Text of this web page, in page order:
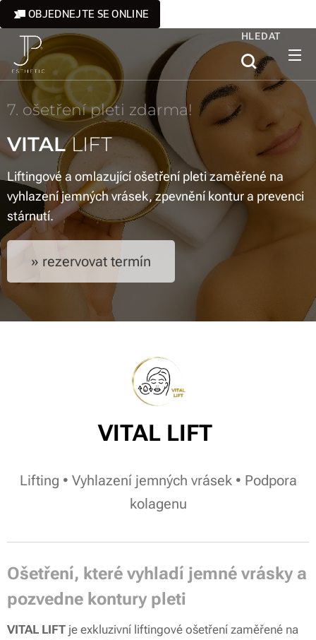
OBJEDNEJTE SE ONLINE
HLEDAT
7. ošetření pleti zdarma!
VITALLIFT
Liftingové a omlazující ošetření pleti zaměřené na
vyhlazení jemných vrásek, zpevnění kontur a prevenci
stárnutí.
» rezervovat termín
VITAL LIFT
Lifting • Vyhlazení jemných vrásek • Podpora
kolagenu
Ošetření, které vyhladí jemné vrásky a
pozvedne kontury pleti
VITAL LIFT je exkluzivní liftingové ošetření zaměřené na